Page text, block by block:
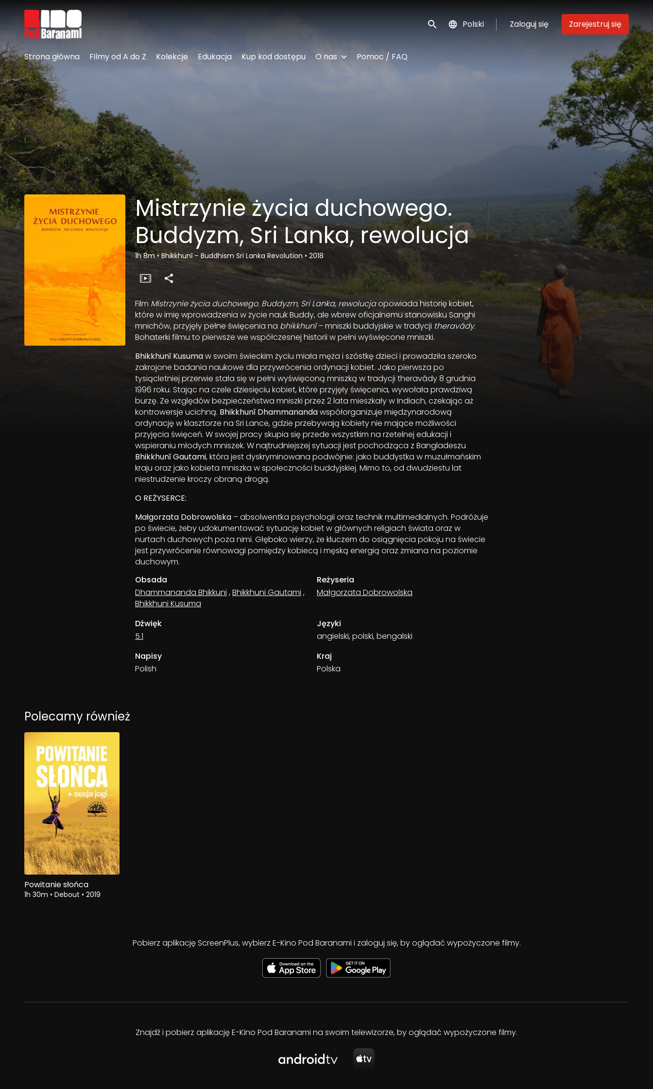
Linki ułatwień dostępu
Wyszukaj Polski Zaloguj się Zarejestruj się
Strona główna Filmy od A do Z Kolekcje Edukacja Kup kod dostępu O nas Pomoc / FAQ
Mistrzynie życia duchowego.
Buddyzm, Sri Lanka, rewolucja
1h 8m• Bhikkhunī – Buddhism Sri Lanka Revolution • 2018
Film Mistrzynie życia duchowego. Buddyzm, Sri Lanka, rewolucjaopowiada historię kobiet,
które w imię wprowadzenia w życie nauk Buddy, ale wbrew oficjalnemu stanowisku Sanghi
mnichów, przyjęły pełne święcenia na bhikkhunī– mniszki buddyjskie w tradycji theravādy.
Bohaterki filmu to pierwsze we współczesnej historii w pełni wyświęcone mniszki.
Bhikkhunī Kusumaw swoim świeckim życiu miała męża i szóstkę dzieci i prowadziła szeroko
zakrojone badania naukowe dla przywrócenia ordynacji kobiet. Jako pierwsza po
tysiącletniej przerwie stała się w pełni wyświęconą mniszką w tradycji theravādy 8 grudnia
1996 roku. Stając na czele dziesięciu kobiet, które przyjęły święcenia, wywołała prawdziwą
burzę. Ze względów bezpieczeństwa mniszki przez 2 lata mieszkały w Indiach, czekając aż
kontrowersje ucichną. Bhikkhunī Dhammanandawspółorganizuje międzynarodową
ordynację w klasztorze na Sri Lance, gdzie przebywają kobiety nie mające możliwości
przyjęcia święceń. W swojej pracy skupia się przede wszystkim na rzetelnej edukacji i
wspieraniu młodych mniszek. W najtrudniejszej sytuacji jest pochodząca z Bangladeszu
Bhikkhunī Gautami, która jest dyskryminowana podwójnie: jako buddystka w muzułmańskim
kraju oraz jako kobieta mniszka w społeczności buddyjskiej. Mimo to, od dwudziestu lat
niestrudzenie kroczy obraną drogą.
O REŻYSERCE:
Małgorzata Dobrowolska – absolwentka psychologii oraz technik multimedialnych. Podróżuje
po świecie, żeby udokumentować sytuację kobiet w głównych religiach świata oraz w
nurtach duchowych poza nimi. Głęboko wierzy, że kluczem do osiągnięcia pokoju na świecie
jest przywrócenie równowagi pomiędzy kobiecą i męską energią oraz zmiana na poziomie
duchowym.
Obsada
Dhammananda Bhikkuni ,Bhikkhuni Gautami ,
Bhikkhuni Kusuma
Reżyseria
Małgorzata Dobrowolska
Dźwięk
5.1
Języki
angielski, polski, bengalski
Napisy
Polish
Kraj
Polska
Polecamy również
Powitanie słońca
1h 30m • Debout • 2019
Pobierz aplikację ScreenPlus, wybierz E-Kino Pod Baranami i zaloguj się, by oglądać wypożyczone filmy.
Znajdź i pobierz aplikację E-Kino Pod Baranami na swoim telewizorze, by oglądać wypożyczone filmy.